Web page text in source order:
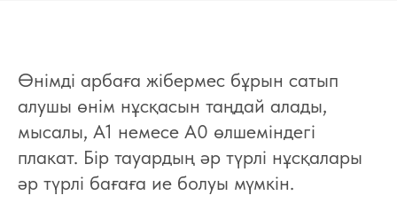
Өнімді арбаға жібермес бұрын сатып
алушы өнім нұсқасын таңдай алады,
мысалы, А1 немесе А0 өлшеміндегі
плакат. Бір тауардың әр түрлі нұсқалары
әр түрлі бағаға ие болуы мүмкін.